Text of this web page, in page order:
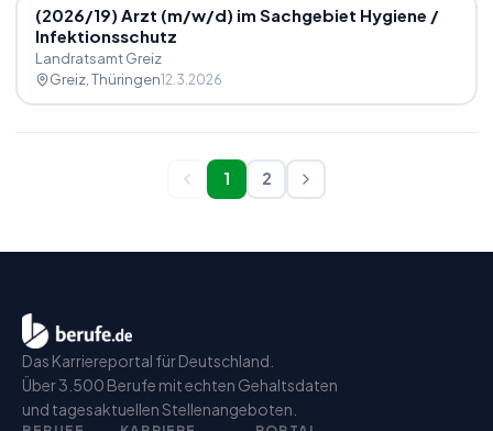
(2026/19) Arzt (m/w/d) im Sachgebiet Hygiene /
Infektionsschutz
Landratsamt Greiz
Greiz, Thüringen12.3.2026
1 2
Das Karriereportal für Deutschland.
Über 3.500 Berufe mit echten Gehaltsdaten
und tagesaktuellen Stellenangeboten.